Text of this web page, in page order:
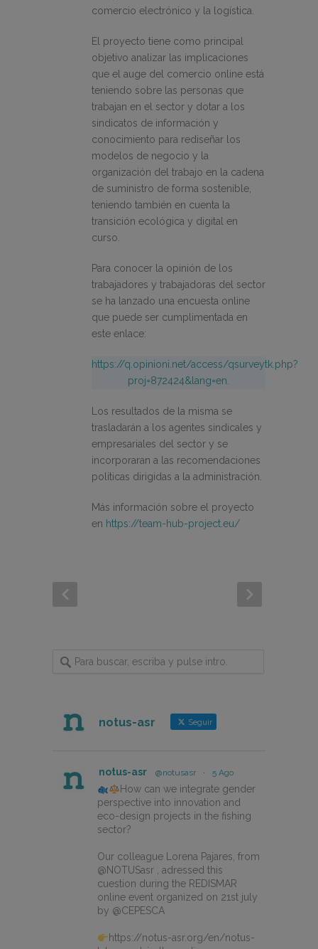
comercio electrónico y la logística.
El proyecto tiene como principal
objetivo analizar las implicaciones
que el auge del comercio online está
teniendo sobre las personas que
trabajan en el sector y dotar a los
sindicatos de información y
conocimiento para rediseñar los
modelos de negocio y la
organización del trabajo en la cadena
de suministro de forma sostenible,
teniendo también en cuenta la
transición ecológica y digital en
curso.
Para conocer la opinión de los
trabajadores y trabajadoras del sector
se ha lanzado una encuesta online
que puede ser cumplimentada en
este enlace:
https://q.opinioni.net/access/qsurveytk.php?
proj=872424&lang=en.
Los resultados de la misma se
trasladarán a los agentes sindicales y
empresariales del sector y se
incorporaran a las recomendaciones
políticas dirigidas a la administración.
Más información sobre el proyecto
en https://team-hub-project.eu/
notus-asr Seguir
notus-asr @notusasr · 5 Ago
How can we integrate gender
perspective into innovation and
eco-design projects in the fishing
sector?
Our colleague Lorena Pajares, from
@NOTUSasr , adressed this
cuestion during the REDISMAR
online event organized on 21st july
by @CEPESCA
https://notus-asr.org/en/notus-